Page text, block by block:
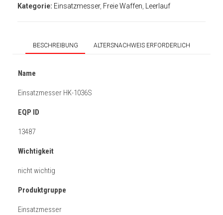
Kategorie: Einsatzmesser, Freie Waffen Leerlauf
BESCHREIBUNG ALTERSNACHWEIS ERFORDERLICH
Name
Einsatzmesser HK-1036S
EQP ID
13487
Wichtigkeit
nicht wichtig
Produktgruppe
Einsatzmesser